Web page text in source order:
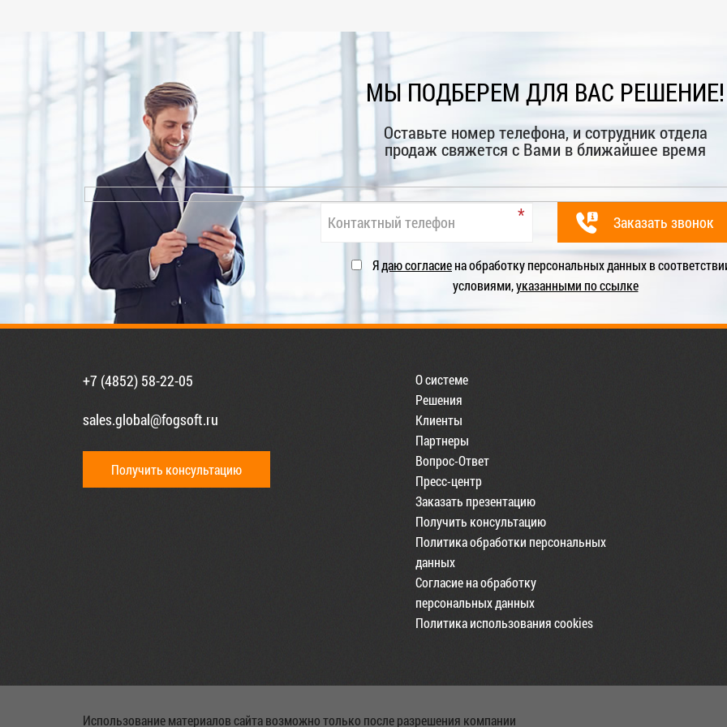
МЫ ПОДБЕРЕМ ДЛЯ ВАС РЕШЕНИЕ!
Оставьте номер телефона, и сотрудник отдела
продаж свяжется с Вами в ближайшее время
Ядаю согласиена обработку персональных данных в
условиями,указанными по ссылке
+7 (4852) 58-22-05
sales.global@fogsoft.ru
Получить консультацию
О системе
Решения
Клиенты
Партнеры
Вопрос-Ответ
Пресс-центр
Заказать презентацию
Получить консультацию
Политика обработки персональных
данных
Согласие на обработку
персональных данных
Политика использования cookies
Использование материалов сайта возможно только после разрешения компании